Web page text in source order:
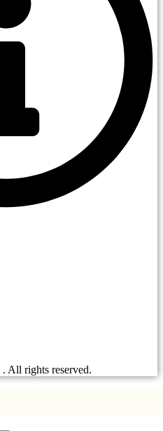
. All rights reserved.